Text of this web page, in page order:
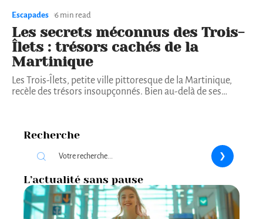
Escapades 6 min read
Les secrets méconnus des Trois-
Îlets : trésors cachés de la
Martinique
Les Trois-Îlets, petite ville pittoresque de la Martinique,
recèle des trésors insoupçonnés. Bien au-delà de ses…
Recherche
L’actualité sans pause